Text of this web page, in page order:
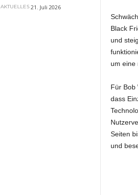
Black
und
um eine
Für Bob
dass
Seiten
und
AKTUELLES 21. Juli 2026